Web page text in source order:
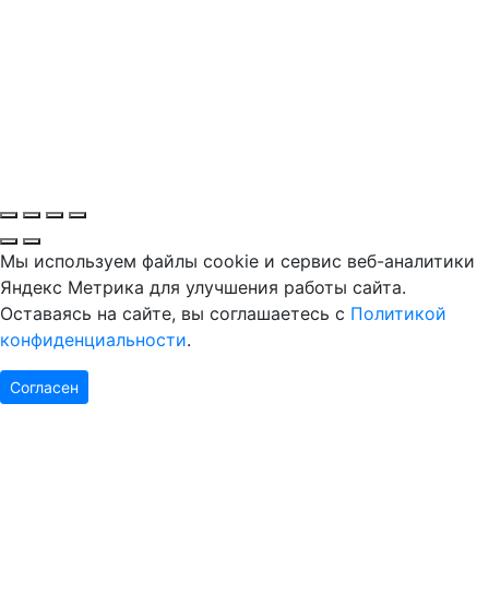
Мы используем файлы cookie и сервис веб-аналитики
Яндекс Метрика для улучшения работы сайта.
Оставаясь на сайте, вы соглашаетесь с Политикой
конфиденциальности.
Согласен